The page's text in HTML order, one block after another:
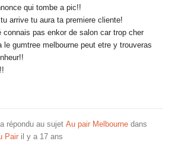
qui tombe a pic!!
arrive tu aura ta premiere cliente!
connais pas enkor de salon car trop cher
le gumtree melbourne peut etre y trouveras
a répondu au sujet Au pair Melbourne dans
Pair il y a 17 ans